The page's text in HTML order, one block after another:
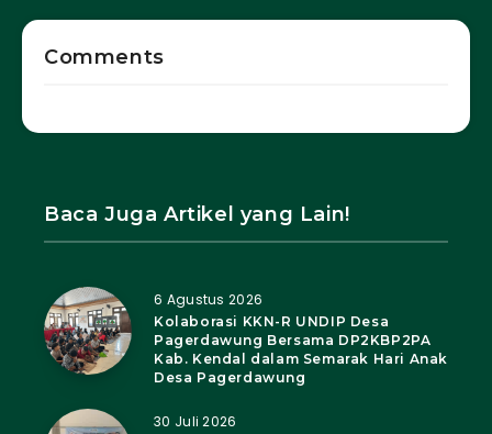
Comments
Baca Juga Artikel yang Lain!
6 Agustus 2026
Kolaborasi KKN-R UNDIP Desa
Pagerdawung Bersama DP2KBP2PA
Kab. Kendal dalam Semarak Hari Anak
Desa Pagerdawung
30 Juli 2026